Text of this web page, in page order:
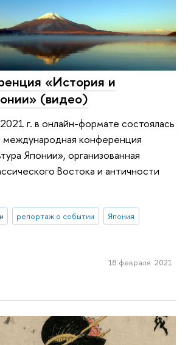
«История и
(видео)
г. в онлайн-формате состоялась
международная конференция
Японии», организованная
Востока и античности
репортаж о событии
Япония
18 февраля 2021